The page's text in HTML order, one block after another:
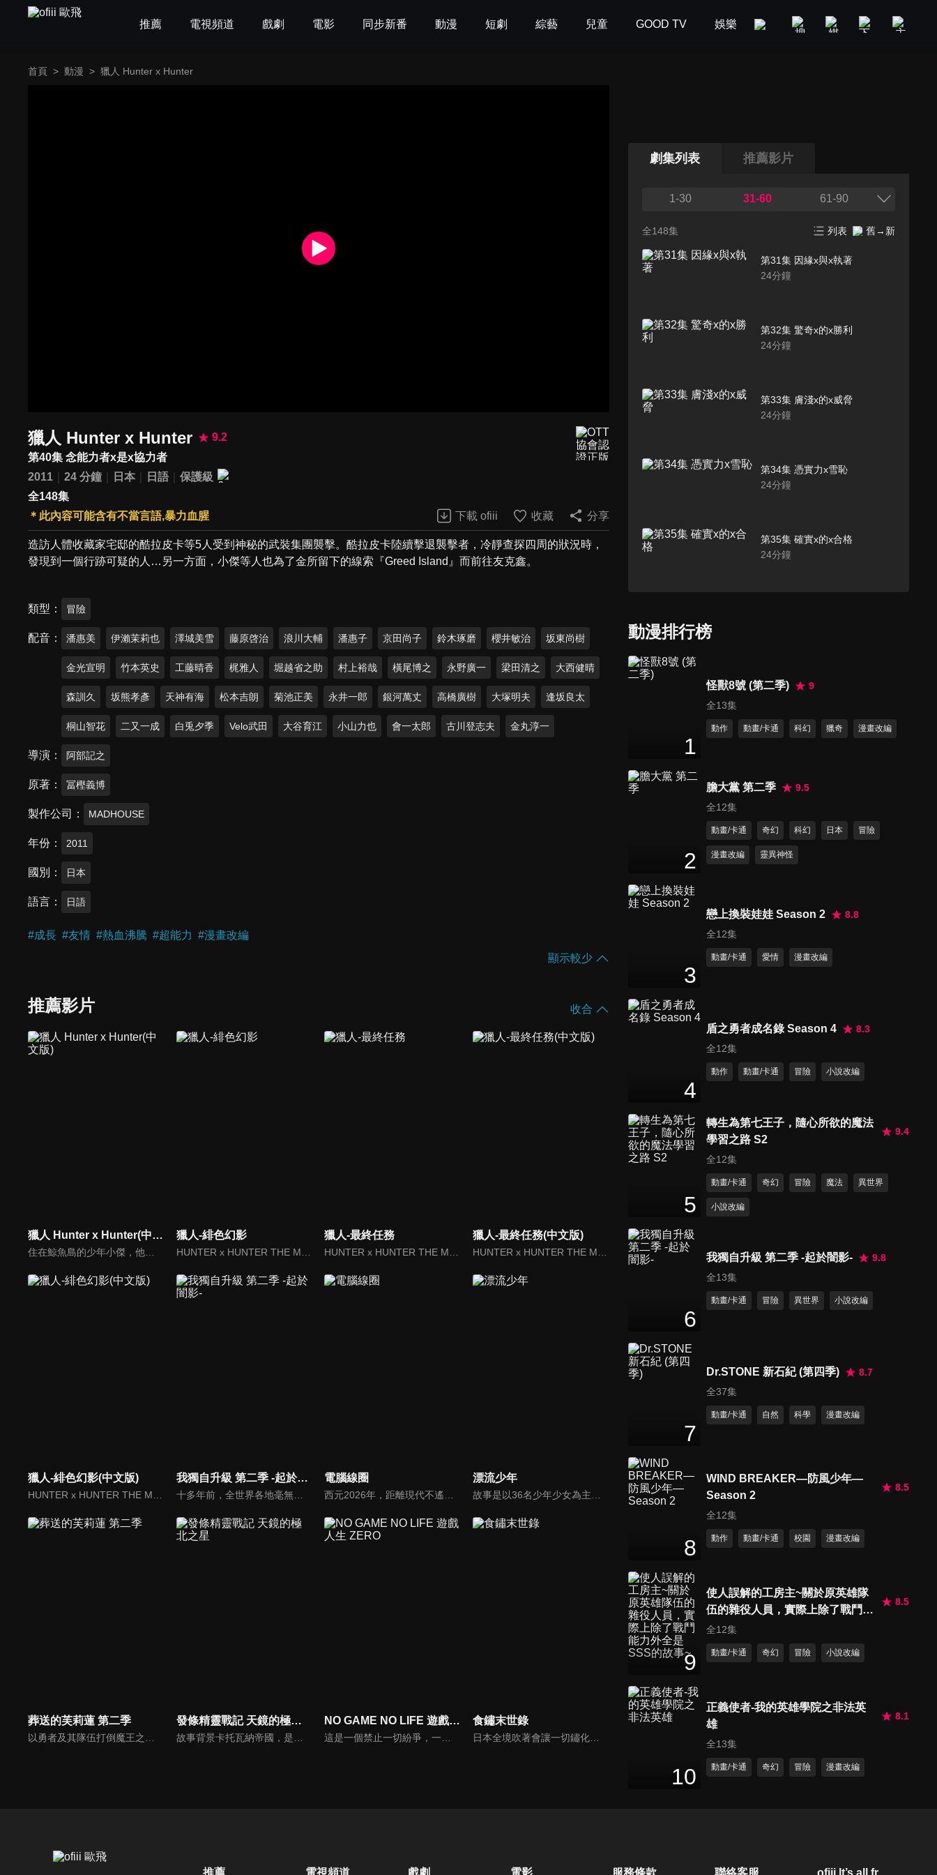
推薦 電視頻道 戲劇 電影 同步新番 動漫 短劇 綜藝 兒童 GOOD TV 娛樂 美食旅遊 新聞政論
首頁 > 動漫 > 獵人 Hunter x Hunter
獵人 Hunter x Hunter
9.2
第40集 念能力者x是x協力者
2011
24 分鐘 日本 日語
保護級
全148集
＊此內容可能含有不當言語,暴力血腥
下載 ofiii 收藏 分享
造訪人體收藏家宅邸的酷拉皮卡等5人受到神秘的武裝集團襲擊。酷拉皮卡陸續擊退襲擊者，冷靜查探四周的狀況時，
發現到一個行跡可疑的人…另一方面，小傑等人也為了金所留下的線索『Greed Island』而前往友克鑫。
類型 冒險
配音 潘惠美 伊瀨茉莉也 澤城美雪 藤原啓治 浪川大輔 潘惠子 京田尚子 鈴木琢磨 櫻井敏治 坂東尚樹
金光宣明 竹本英史 工藤晴香 梶雅人 堀越省之助 村上裕哉 橫尾博之 永野廣一 梁田清之 大西健晴
森訓久 坂熊孝彥 天神有海 松本吉朗 菊池正美 永井一郎 銀河萬丈 高橋廣樹 大塚明夫 逢坂良太
桐山智花 二又一成 白兎夕季 Velo武田 大谷育江 小山力也 會一太郎 古川登志夫 金丸淳一
導演 阿部記之
原著 冨樫義博
製作公司 MADHOUSE
年份 2011
國別 日本
語言 日語
#成長 #友情 #熱血沸騰 #超能力 #漫畫改編
顯示較少
推薦影片 收合
獵人 Hunter x Hunter(中文版) 獵人-緋色幻影 獵人-最終任務 獵人-最終任務(中文版)
獵人-緋色幻影(中文版) 我獨自升級 第二季 -起於闇影- 電腦線圈 漂流少年
葬送的芙莉蓮 第二季
以勇者及其隊伍打倒魔王之後的世界為舞台，描繪了與勇者一同擊敗魔王、存活超過千年的精靈魔法使芙莉蓮，以及她與新結識的人們一同踏上的旅程。
發條精靈戰記 天鏡的極北之星
故事背景卡托瓦納帝國，是與鄰國處於戰爭狀態的大國。少年伊庫塔在外人眼中，一向是個愛睡午覺、遊手好閒、性喜漁色的傢伙，而這樣的「懶惰鬼」正因為某些內情，不情不願的準備參加高等軍官甄試。在當時，沒有任何人預料到這樣的他，日後竟搖身一變，成為帝國史上首屈一指的名將！
NO GAME NO LIFE 遊戲人生 ZERO
這是一個禁止一切紛爭，一切皆由遊戲來決定的《棋盤上的世界》。在保持不敗的最強玩家兄妹・空與白降臨這個世界的六千多年以前，曾有一對少年和少女，在一場撕裂天空、粉碎星辰的漫長大戰中存活了下來。這是一則最為古老的神話，編織出了延續至今的過去。從未被人述說過的故事，此刻即將拉開帷幕――。
食鏽末世錄
日本全境吹著會讓一切鏽化的「鏽蝕風」。人們過著懼怕城鎮和生命被鏽蝕的生活。赤星畢斯可是個為人忌諱的「蕈菇守護者」一族的少年，他為了拯救瀕死的師父，踏上尋找能淨化一切鏽蝕的蕈菇靈藥「食鏽」的旅程。旅行途中，他邂逅一名貌美的少年醫師貓柳美祿，美祿也同樣在尋找方法，對付侵蝕姊姊的鏽蝕。
劇集列表 推薦影片
1-30 31-60 61-90
全148集 列表 舊→新
第31集 因緣x與x執著
24分鐘
第32集 驚奇x的x勝利
24分鐘
第33集 膚淺x的x威脅
24分鐘
第34集 憑實力x雪恥
24分鐘
第35集 確實x的x合格
24分鐘
第37集 金x與x小傑
24
分鐘
24分鐘
第41集 豪傑x齊聚
第42集 防守x與x攻擊
24分鐘
24分鐘
第46集 追跡者x跟x等待之人
第47集 制約x與x誓約
第50集 夥伴x與x刀
24分鐘
第51集 殘酷x的x戰場
動漫排行榜
1
怪獸8號 (第二季)
9
全13集
動作 動畫/卡通 科幻 獵奇 漫畫改編
2
膽大黨 第二季
9.5
全12集
動畫/卡通 奇幻 科幻 日本 冒險
漫畫改編 靈異神怪
3
戀上換裝娃娃 Season 2
8.8
全12集
動畫/卡通 愛情 漫畫改編
4
盾之勇者成名錄 Season 4
8.3
全12集
動作 動畫/卡通 冒險 小說改編
5
轉生為第七王子，隨心所欲的魔法
學習之路 S2
9.4
全12集
動畫/卡通 奇幻 冒險 魔法 異世界
小說改編
6
我獨自升級 第二季 -起於闇影-
9.8
全13集
動畫/卡通 冒險 異世界 小說改編
7
Dr.STONE 新石紀 (第四季)
8.7
全37集
動畫/卡通 自然 科學 漫畫改編
8
WIND BREAKER—防風少年—
Season 2
8.5
全12集
動作 動畫/卡通 校園 漫畫改編
9
使人誤解的工房主~關於原英雄隊
伍的雜役人員，實際上除了戰鬥能
力外全是SSS的故事~
8.5
全12集
動畫/卡通 奇幻 冒險 小說改編
10
正義使者-我的英雄學院之非法英
雄
8.1
全13集
動畫/卡通 奇幻 冒險 漫畫改編
推薦 電視頻道 戲劇 電影 服務條款 聯絡客服